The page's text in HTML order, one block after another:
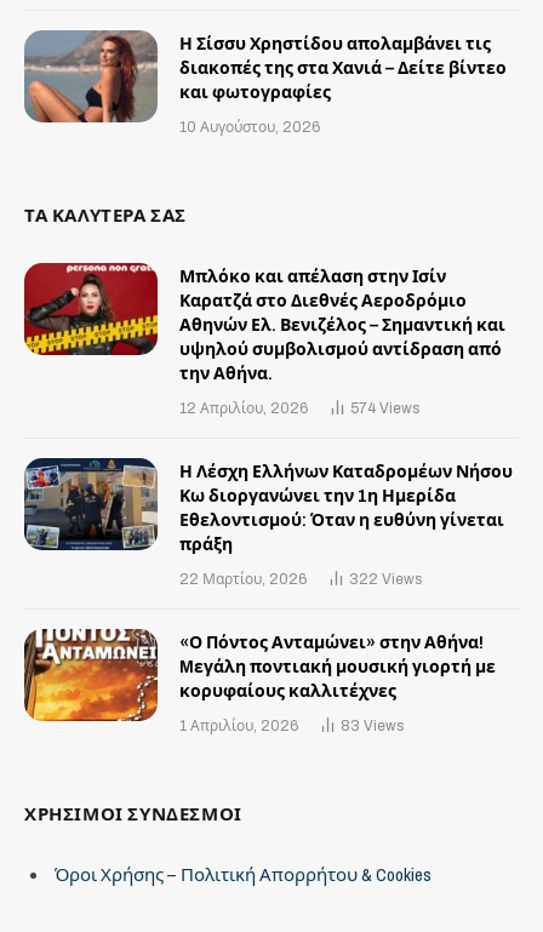
Η Σίσσυ Χρηστίδου απολαμβάνει τις
διακοπές της στα Χανιά – Δείτε βίντεο
και φωτογραφίες
10 Αυγούστου, 2026
ΤΑ ΚΑΛΥΤΕΡΑ ΣΑΣ
Μπλόκο και απέλαση στην Ισίν
Καρατζά στο Διεθνές Αεροδρόμιο
Αθηνών Ελ. Βενιζέλος – Σημαντική και
υψηλού συμβολισμού αντίδραση από
την Αθήνα.
12 Απριλίου, 2026 574 Views
Η Λέσχη Ελλήνων Καταδρομέων Νήσου
Κω διοργανώνει την 1η Ημερίδα
Εθελοντισμού: Όταν η ευθύνη γίνεται
πράξη
22 Μαρτίου, 2026 322 Views
«Ο Πόντος Ανταμώνει» στην Αθήνα!
Mεγάλη ποντιακή μουσική γιορτή με
κορυφαίους καλλιτέχνες
1 Απριλίου, 2026 83 Views
ΧΡΗΣΙΜΟΙ ΣΥΝΔΕΣΜΟΙ
Όροι Χρήσης – Πολιτική Απορρήτου & Cookies